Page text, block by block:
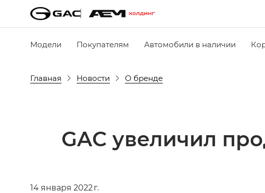
Модели Покупателям Автомобили в наличии
Главная Новости О бренде
GAC увеличил
14 января 2022 г.